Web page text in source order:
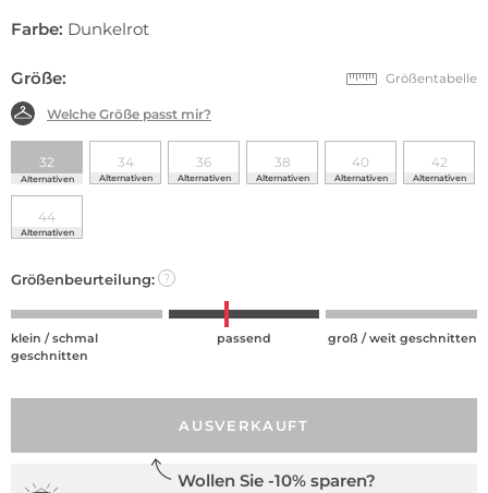
Farbe: Dunkelrot
Größe: Größentabelle
Welche Größe passt mir?
32
Alternativen
34
Alternativen
36
Alternativen
38
Alternativen
40
Alternativen
42
Alternativen
44
Alternativen
Größenbeurteilung: ?
klein / schmal
geschnitten
passend groß / weit geschnitten
AUSVERKAUFT
Wollen Sie -10% sparen?